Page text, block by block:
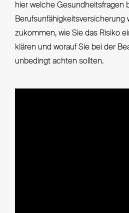
hier welche Gesundheitsfragen
Berufsunfähigkeitsversicherung
zukommen, wie Sie das Risiko
klären und worauf Sie bei der
unbedingt achten sollten.